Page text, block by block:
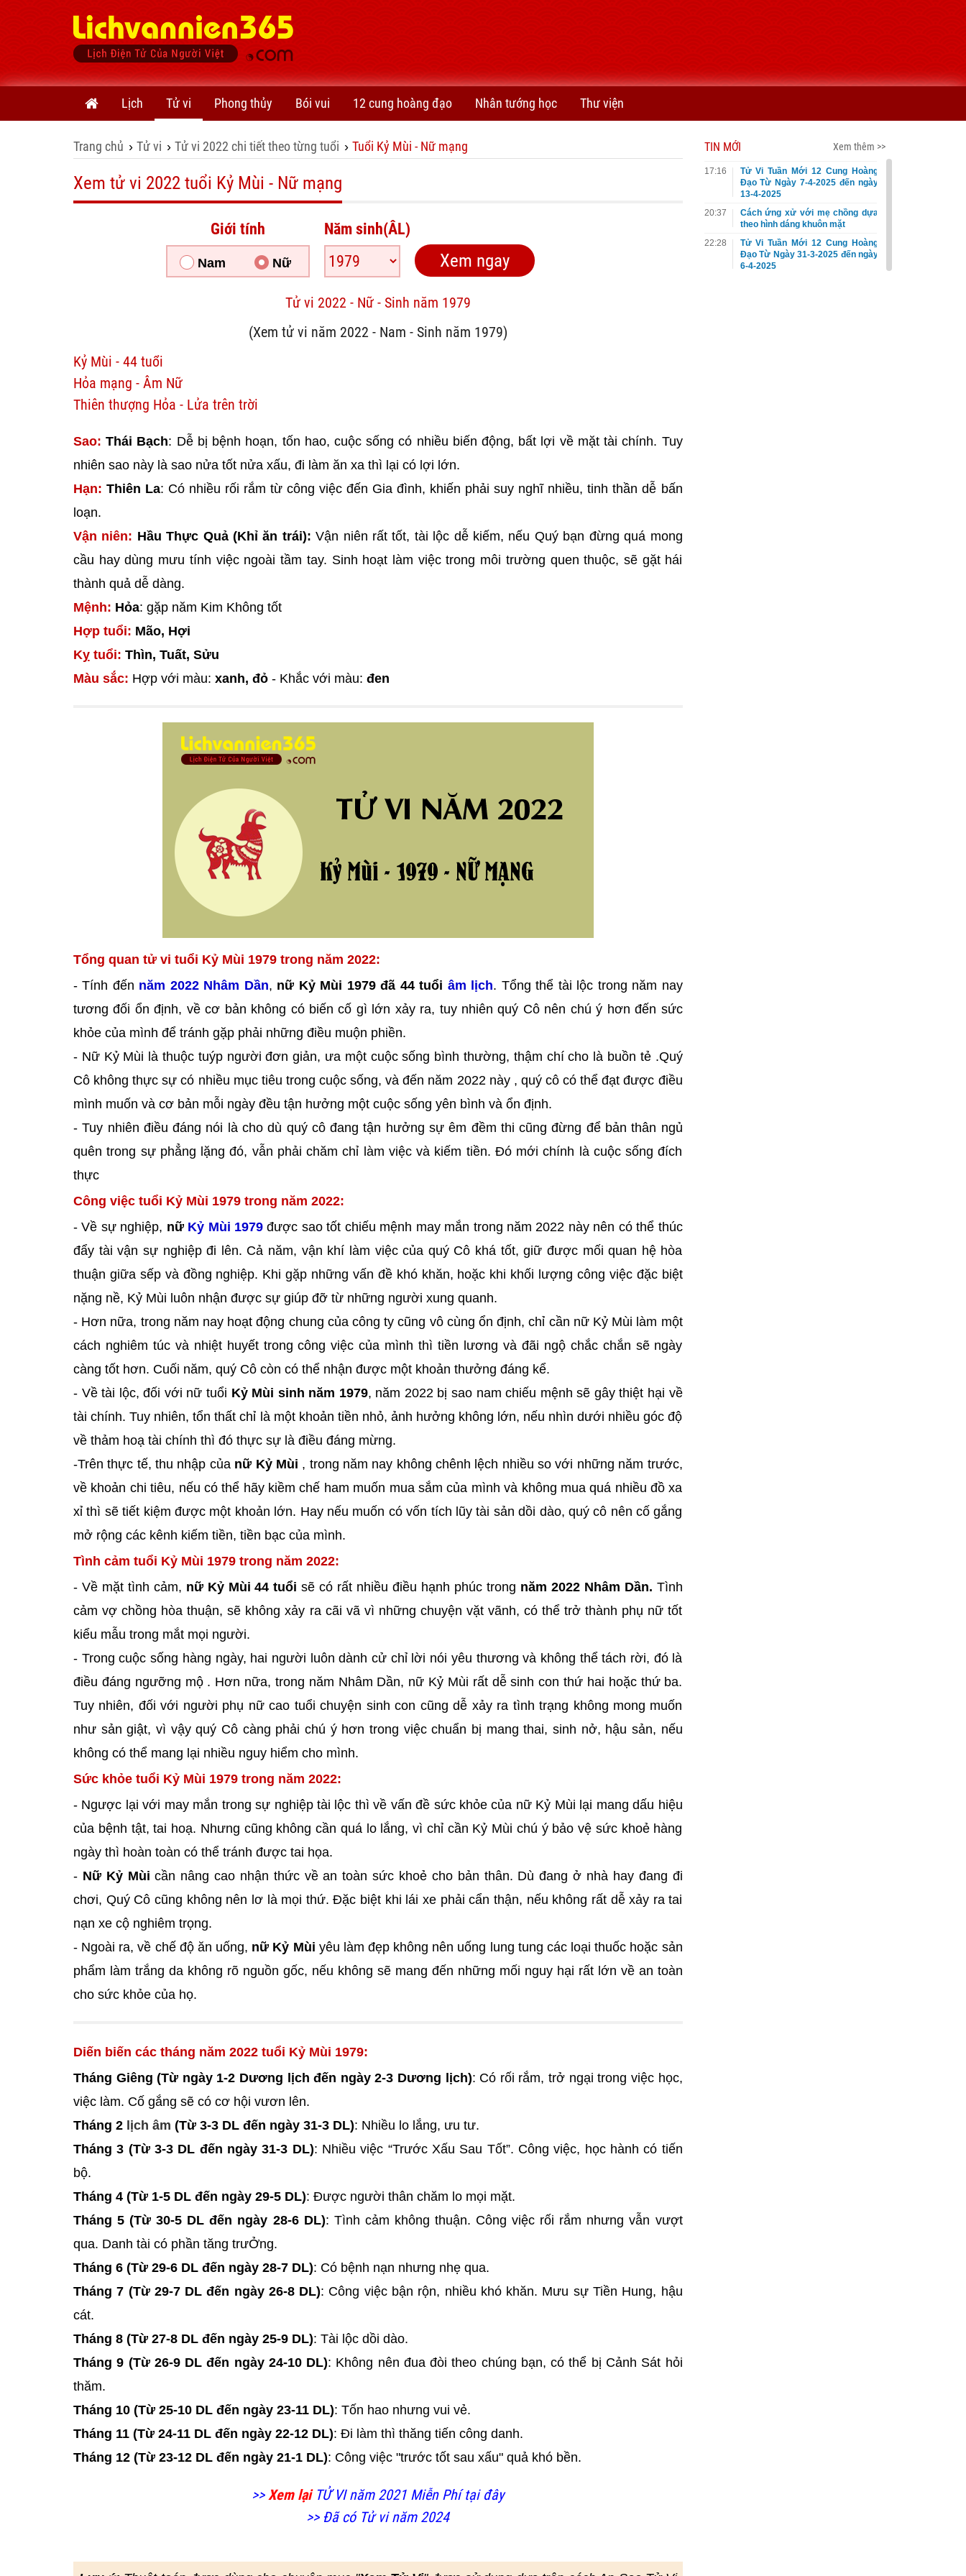
Lịch Tử vi Phong thủy Bói vui 12 cung hoàng đạo Nhân tướng học Thư viện
Trang chủ › Tử vi › Tử vi 2022 chi tiết theo từng tuổi › Tuổi Kỷ Mùi - Nữ mạng
Xem tử vi 2022 tuổi Kỷ Mùi - Nữ mạng
Giới tính
Nam Nữ
Năm sinh(ÂL)
Tử vi 2022 - Nữ - Sinh năm 1979
(Xem tử vi năm 2022 - Nam - Sinh năm 1979)
Kỷ Mùi - 44 tuổi
Hỏa mạng - Âm Nữ
Thiên thượng Hỏa - Lửa trên trời
Sao: Thái Bạch: Dễ bị bệnh hoạn, tốn hao, cuộc sống có nhiều biến động, bất lợi về mặt tài chính. Tuy
nhiên sao này là sao nửa tốt nửa xấu, đi làm ăn xa thì lại có lợi lớn.
Hạn: Thiên La: Có nhiều rối rắm từ công việc đến Gia đình, khiến phải suy nghĩ nhiều, tinh thần dễ bấn
loạn.
Vận niên: Hầu Thực Quả (Khỉ ăn trái): Vận niên rất tốt, tài lộc dễ kiếm, nếu Quý bạn đừng quá mong
cầu hay dùng mưu tính việc ngoài tầm tay. Sinh hoạt làm việc trong môi trường quen thuộc, sẽ gặt hái
thành quả dễ dàng.
Mệnh: Hỏa: gặp năm Kim Không tốt
Hợp tuổi: Mão, Hợi
Kỵ tuổi: Thìn, Tuất, Sửu
Màu sắc: Hợp với màu: xanh, đỏ - Khắc với màu: đen
Tổng quan tử vi tuổi Kỷ Mùi 1979 trong năm 2022:
- Tính đến năm 2022 Nhâm Dần, nữ Kỷ Mùi 1979 đã 44 tuổi âm lịch. Tổng thể tài lộc trong năm nay
tương đối ổn định, về cơ bản không có biến cố gì lớn xảy ra, tuy nhiên quý Cô nên chú ý hơn đến sức
khỏe của mình để tránh gặp phải những điều muộn phiền.
- Nữ Kỷ Mùi là thuộc tuýp người đơn giản, ưa một cuộc sống bình thường, thậm chí cho là buồn tẻ .Quý
Cô không thực sự có nhiều mục tiêu trong cuộc sống, và đến năm 2022 này , quý cô có thể đạt được điều
mình muốn và cơ bản mỗi ngày đều tận hưởng một cuộc sống yên bình và ổn định.
- Tuy nhiên điều đáng nói là cho dù quý cô đang tận hưởng sự êm đềm thi cũng đừng để bản thân ngủ
quên trong sự phẳng lặng đó, vẫn phải chăm chỉ làm việc và kiếm tiền. Đó mới chính là cuộc sống đích
thực
Công việc tuổi Kỷ Mùi 1979 trong năm 2022:
- Về sự nghiệp, nữ Kỷ Mùi 1979 được sao tốt chiếu mệnh may mắn trong năm 2022 này nên có thể thúc
đẩy tài vận sự nghiệp đi lên. Cả năm, vận khí làm việc của quý Cô khá tốt, giữ được mối quan hệ hòa
thuận giữa sếp và đồng nghiệp. Khi gặp những vấn đề khó khăn, hoặc khi khối lượng công việc đặc biệt
nặng nề, Kỷ Mùi luôn nhận được sự giúp đỡ từ những người xung quanh.
- Hơn nữa, trong năm nay hoạt động chung của công ty cũng vô cùng ổn định, chỉ cần nữ Kỷ Mùi làm một
cách nghiêm túc và nhiệt huyết trong công việc của mình thì tiền lương và đãi ngộ chắc chắn sẽ ngày
càng tốt hơn. Cuối năm, quý Cô còn có thể nhận được một khoản thưởng đáng kể.
- Về tài lộc, đối với nữ tuổi Kỷ Mùi sinh năm 1979, năm 2022 bị sao nam chiếu mệnh sẽ gây thiệt hại về
tài chính. Tuy nhiên, tổn thất chỉ là một khoản tiền nhỏ, ảnh hưởng không lớn, nếu nhìn dưới nhiều góc độ
về thảm hoạ tài chính thì đó thực sự là điều đáng mừng.
-Trên thực tế, thu nhập của nữ Kỷ Mùi , trong năm nay không chênh lệch nhiều so với những năm trước,
về khoản chi tiêu, nếu có thể hãy kiềm chế ham muốn mua sắm của mình và không mua quá nhiều đồ xa
xỉ thì sẽ tiết kiệm được một khoản lớn. Hay nếu muốn có vốn tích lũy tài sản dồi dào, quý cô nên cố gắng
mở rộng các kênh kiếm tiền, tiền bạc của mình.
Tình cảm tuổi Kỷ Mùi 1979 trong năm 2022:
- Về mặt tình cảm, nữ Kỷ Mùi 44 tuổi sẽ có rất nhiều điều hạnh phúc trong năm 2022 Nhâm Dần. Tình
cảm vợ chồng hòa thuận, sẽ không xảy ra cãi vã vì những chuyện vặt vãnh, có thể trở thành phụ nữ tốt
kiểu mẫu trong mắt mọi người.
- Trong cuộc sống hàng ngày, hai người luôn dành cử chỉ lời nói yêu thương và không thể tách rời, đó là
điều đáng ngưỡng mộ . Hơn nữa, trong năm Nhâm Dần, nữ Kỷ Mùi rất dễ sinh con thứ hai hoặc thứ ba.
Tuy nhiên, đối với người phụ nữ cao tuổi chuyện sinh con cũng dễ xảy ra tình trạng không mong muốn
như sản giật, vì vậy quý Cô càng phải chú ý hơn trong việc chuẩn bị mang thai, sinh nở, hậu sản, nếu
không có thể mang lại nhiều nguy hiểm cho mình.
Sức khỏe tuổi Kỷ Mùi 1979 trong năm 2022:
- Ngược lại với may mắn trong sự nghiệp tài lộc thì về vấn đề sức khỏe của nữ Kỷ Mùi lại mang dấu hiệu
của bệnh tật, tai hoạ. Nhưng cũng không cần quá lo lắng, vì chỉ cần Kỷ Mùi chú ý bảo vệ sức khoẻ hàng
ngày thì hoàn toàn có thể tránh được tai họa.
- Nữ Kỷ Mùicần nâng cao nhận thức về an toàn sức khoẻ cho bản thân. Dù đang ở nhà hay đang đi
chơi, Quý Cô cũng không nên lơ là mọi thứ. Đặc biệt khi lái xe phải cẩn thận, nếu không rất dễ xảy ra tai
nạn xe cộ nghiêm trọng.
- Ngoài ra, về chế độ ăn uống, nữ Kỷ Mùi yêu làm đẹp không nên uống lung tung các loại thuốc hoặc sản
phẩm làm trắng da không rõ nguồn gốc, nếu không sẽ mang đến những mối nguy hại rất lớn về an toàn
cho sức khỏe của họ.
Diến biến các tháng năm 2022 tuổi Kỷ Mùi 1979:
Tháng Giêng (Từ ngày 1-2 Dương lịch đến ngày 2-3 Dương lịch): Có rối rắm, trở ngại trong việc học,
việc làm. Cố gắng sẽ có cơ hội vươn lên.
Tháng 2 lịch âm (Từ 3-3 DL đến ngày 31-3 DL): Nhiều lo lắng, ưu tư.
Tháng 3 (Từ 3-3 DL đến ngày 31-3 DL): Nhiều việc “Trước Xấu Sau Tốt”. Công việc, học hành có tiến
bộ.
Tháng 4 (Từ 1-5 DL đến ngày 29-5 DL): Được người thân chăm lo mọi mặt.
Tháng 5 (Từ 30-5 DL đến ngày 28-6 DL): Tình cảm không thuận. Công việc rối rắm nhưng vẫn vượt
qua. Danh tài có phần tăng trưỞng.
Tháng 6 (Từ 29-6 DL đến ngày 28-7 DL): Có bệnh nạn nhưng nhẹ qua.
Tháng 7 (Từ 29-7 DL đến ngày 26-8 DL): Công việc bận rộn, nhiều khó khăn. Mưu sự Tiền Hung, hậu
cát.
Tháng 8 (Từ 27-8 DL đến ngày 25-9 DL): Tài lộc dồi dào.
Tháng 9 (Từ 26-9 DL đến ngày 24-10 DL): Không nên đua đòi theo chúng bạn, có thể bị Cảnh Sát hỏi
thăm.
Tháng 10 (Từ 25-10 DL đến ngày 23-11 DL): Tốn hao nhưng vui vẻ.
Tháng 11 (Từ 24-11 DL đến ngày 22-12 DL): Đi làm thì thăng tiến công danh.
Tháng 12 (Từ 23-12 DL đến ngày 21-1 DL): Công việc "trước tốt sau xấu" quả khó bền.
>>Xem lạiTỬ VI năm 2021 Miễn Phí tại đây
>> Đã có Tử vi năm 2024
TIN MỚI Xem thêm >>
17:16
Tử Vi Tuần Mới 12 Cung Hoàng
Đạo Từ Ngày 7-4-2025 đến ngày
13-4-2025
20:37
Cách ứng xử với mẹ chồng dựa
theo hình dáng khuôn mặt
22:28
Tử Vi Tuần Mới 12 Cung Hoàng
Đạo Từ Ngày 31-3-2025 đến ngày
6-4-2025